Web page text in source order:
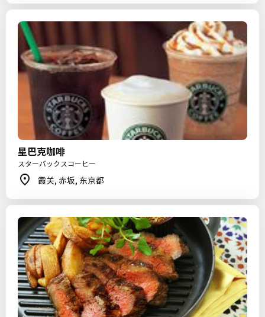
星巴克咖啡
スターバックスコーヒー
霞关, 赤坂, 东京都